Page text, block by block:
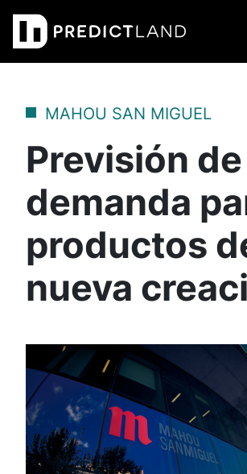
Navegación
MAHOU SAN MIGUEL
Previsión
demanda
productos
nueva